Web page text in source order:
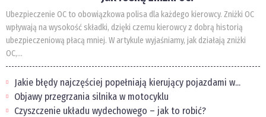
Ubezpieczenie OC to obowiązkowa polisa dla każdego kierowcy. Zniżki OC
wpływają na wysokość składki, dzięki czemu kierowcy z dobrą historią
ubezpieczeniową płacą mniej. W artykule wyjaśniamy, jak działają zniżki
OC,...
Jakie błędy najczęściej popełniają kierujący pojazdami w...
Objawy przegrzania silnika w motocyklu
Czyszczenie układu wydechowego – jak to robić?